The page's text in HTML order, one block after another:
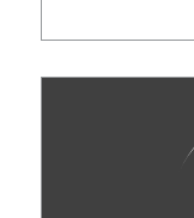
Envie de vous
Venez
Aventures!